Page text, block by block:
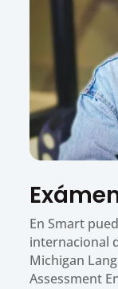
En Smart
internacional
Michigan
Assessment